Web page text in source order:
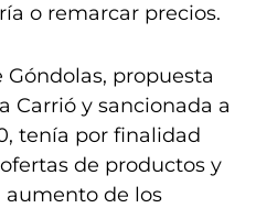
o remarcar precios.
propuesta
Carrió y sancionada a
tenía por finalidad
de productos y
aumento de los